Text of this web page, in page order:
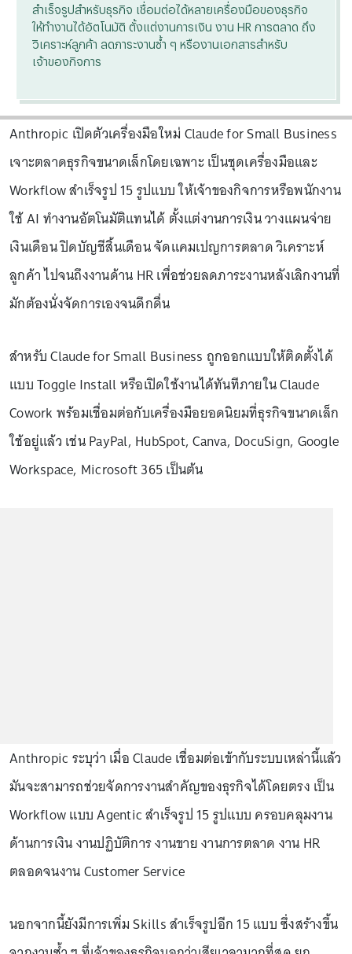
สำเร็จรูปสำหรับธุรกิจ เชื่อมต่อได้หลายเครื่องมือของธุรกิจ
ให้ทำงานได้อัตโนมัติ ตั้งแต่งานการเงิน งาน HR การตลาด ถึง
วิเคราะห์ลูกค้า ลดภาระงานซ้ำ ๆ หรืองานเอกสารสำหรับ
เจ้าของกิจการ
Anthropic เปิดตัวเครื่องมือใหม่ Claude for Small Business
เจาะตลาดธุรกิจขนาดเล็กโดยเฉพาะ เป็นชุดเครื่องมือและ
Workflow สำเร็จรูป 15 รูปแบบ ให้เจ้าของกิจการหรือพนักงาน
ใช้ AI ทำงานอัตโนมัติแทนได้ ตั้งแต่งานการเงิน วางแผนจ่าย
เงินเดือน ปิดบัญชีสิ้นเดือน จัดแคมเปญการตลาด วิเคราะห์
ลูกค้า ไปจนถึงงานด้าน HR เพื่อช่วยลดภาระงานหลังเลิกงานที่
มักต้องนั่งจัดการเองจนดึกดื่น
สำหรับ Claude for Small Business ถูกออกแบบให้ติดตั้งได้
แบบ Toggle Install หรือเปิดใช้งานได้ทันทีภายใน Claude
Cowork พร้อมเชื่อมต่อกับเครื่องมือยอดนิยมที่ธุรกิจขนาดเล็ก
ใช้อยู่แล้ว เช่น PayPal, HubSpot, Canva, DocuSign, Google
Workspace, Microsoft 365 เป็นต้น
Anthropic ระบุว่า เมื่อ Claude เชื่อมต่อเข้ากับระบบเหล่านี้แล้ว
มันจะสามารถช่วยจัดการงานสำคัญของธุรกิจได้โดยตรง เป็น
Workflow แบบ Agentic สำเร็จรูป 15 รูปแบบ ครอบคลุมงาน
ด้านการเงิน งานปฏิบัติการ งานขาย งานการตลาด งาน HR
ตลอดจนงาน Customer Service
นอกจากนี้ยังมีการเพิ่ม Skills สำเร็จรูปอีก 15 แบบ ซึ่งสร้างขึ้น